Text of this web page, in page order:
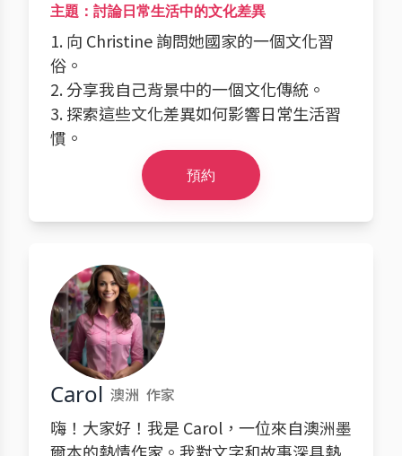
主題：討論日常生活中的文化差異
1. 向 Christine 詢問她國家的一個文化習
俗。
2. 分享我自己背景中的一個文化傳統。
3. 探索這些文化差異如何影響日常生活習
慣。
預約
Carol 澳洲 作家
嗨！大家好！我是 Carol，一位來自澳洲墨